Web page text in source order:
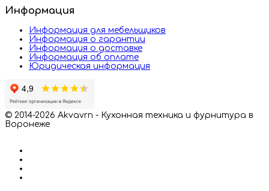
Информация
Информация для мебельщиков
Информация о гарантии
Информация о доставке
Информация об оплате
Юридическая информация
© 2014-2026 Akvavrn - Кухонная техника и фурнитура в
Воронеже